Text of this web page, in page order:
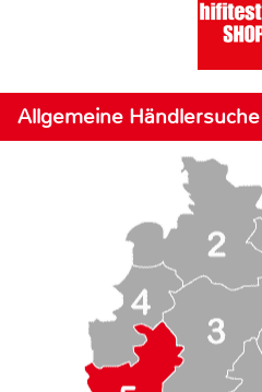
Allgemeine Händlersuche